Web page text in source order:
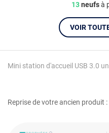
Reprise de votre ancien produit :
Mini station d'accueil USB 3.0
13neufsà
VOIR